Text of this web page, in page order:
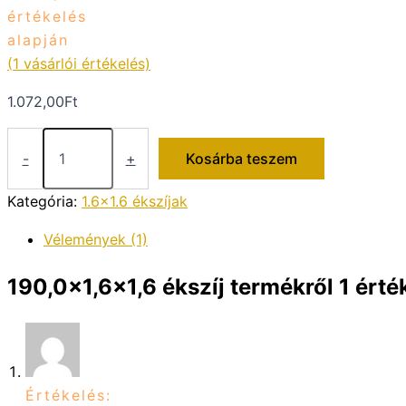
értékelés
alapján
(1 vásárlói értékelés)
1.072,00Ft
-
190,0x1,6x1,6
+ Kosárba teszem
Kategória: 1.6x1.6 ékszíjak
Vélemények (1)
190,0×1,6×1,6 ékszíj termékről 1
Értékelés: